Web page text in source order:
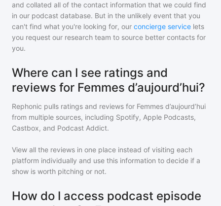
and collated all of the contact information that we could find
in our podcast database. But in the unlikely event that you
can't find what you're looking for, our concierge service lets
you request our research team to source better contacts for
you.
Where can I see ratings and
reviews for Femmes d’aujourd’hui?
Rephonic pulls ratings and reviews for Femmes d’aujourd’hui
from multiple sources, including Spotify, Apple Podcasts,
Castbox, and Podcast Addict.
View all the reviews in one place instead of visiting each
platform individually and use this information to decide if a
show is worth pitching or not.
How do I access podcast episode